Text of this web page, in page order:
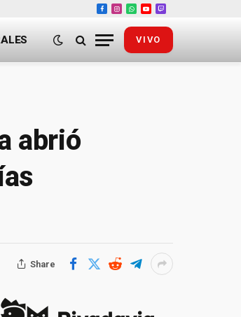
Facebook
Instagram
WhatsApp
YouTube
Twitch
VIVO
abrió
Share